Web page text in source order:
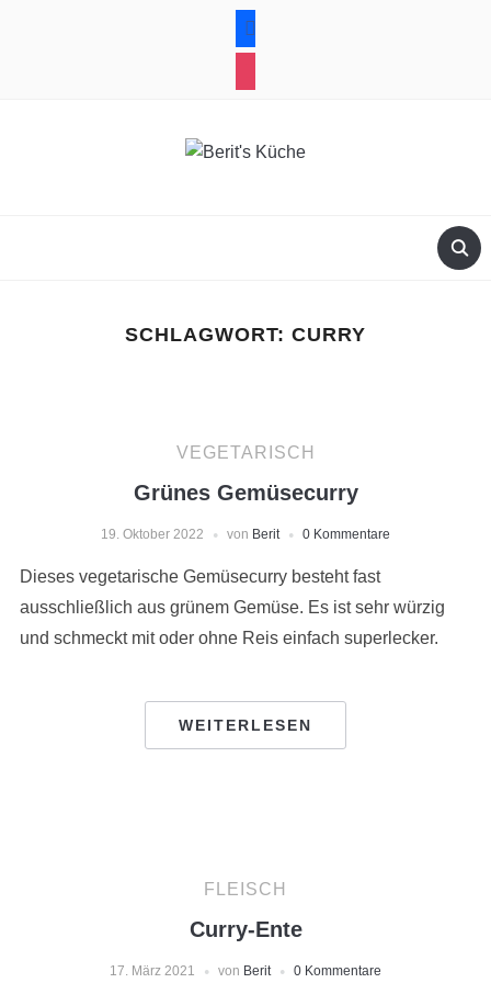
SCHLAGWORT: CURRY
VEGETARISCH
Grünes Gemüsecurry
19. Oktober 2022 von Berit 0 Kommentare
Dieses vegetarische Gemüsecurry besteht fast
ausschließlich aus grünem Gemüse. Es ist sehr würzig
und schmeckt mit oder ohne Reis einfach superlecker.
WEITERLESEN
FLEISCH
Curry-Ente
17. März 2021 von Berit 0 Kommentare